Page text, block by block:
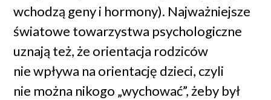
wchodzą geny i hormony). Najważniejsze
światowe towarzystwa psychologiczne
uznają też, że orientacja rodziców
nie wpływa na orientację dzieci, czyli
nie można nikogo „wychować”, żeby był